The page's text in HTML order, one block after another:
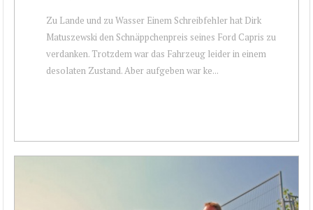
Zu Lande und zu Wasser Einem Schreibfehler hat Dirk
Matuszewski den Schnäppchenpreis seines Ford Capris zu
verdanken. Trotzdem war das Fahrzeug leider in einem
desolaten Zustand. Aber aufgeben war ke...